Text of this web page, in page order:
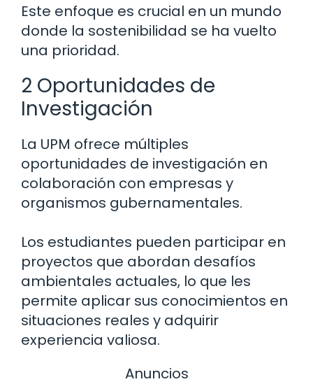
Este enfoque es crucial en un mundo
donde la sostenibilidad se ha vuelto
una prioridad.
2 Oportunidades de
Investigación
La UPM ofrece múltiples
oportunidades de investigación en
colaboración con empresas y
organismos gubernamentales.
Los estudiantes pueden participar en
proyectos que abordan desafíos
ambientales actuales, lo que les
permite aplicar sus conocimientos en
situaciones reales y adquirir
experiencia valiosa.
Anuncios